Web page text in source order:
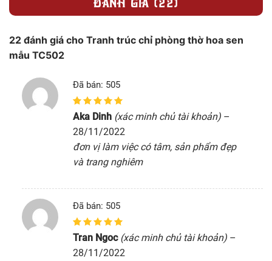
22 đánh giá cho Tranh trúc chỉ phòng thờ hoa sen
mẫu TC502
Đã bán: 505
5trên 5 dựa
trên
1
đánh giá
Aka Dinh (xác minh chủ tài khoản) –
28/11/2022
đơn vị làm việc có tâm, sản phẩm đẹp
và trang nghiêm
Đã bán: 505
5trên 5 dựa
trên
1
đánh giá
Tran Ngoc (xác minh chủ tài khoản) –
28/11/2022